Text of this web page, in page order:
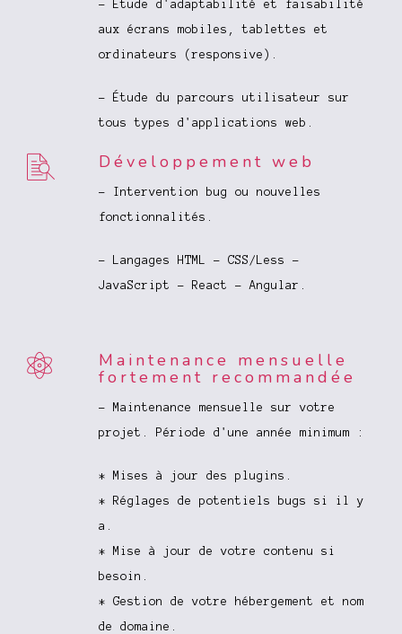
- Etude d'adaptabilité et faisabilité
aux écrans mobiles, tablettes et
ordinateurs (responsive).
- Étude du parcours utilisateur sur
tous types d'applications web.
Développement web
- Intervention bug ou nouvelles
fonctionnalités.
- Langages HTML - CSS/Less -
JavaScript - React - Angular.
Maintenance mensuelle
fortement recommandée
- Maintenance mensuelle sur votre
projet. Période d'une année minimum :
* Mises à jour des plugins.
* Réglages de potentiels bugs si il y
a.
* Mise à jour de votre contenu si
besoin.
* Gestion de votre hébergement et nom
de domaine.